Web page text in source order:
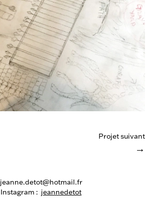
Projet suivant
→
jeanne.detot@hotmail.fr
Instagram : jeannedetot